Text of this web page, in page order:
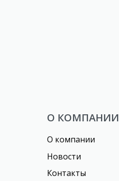
О КОМПАНИИ
О компании
Новости
Контакты